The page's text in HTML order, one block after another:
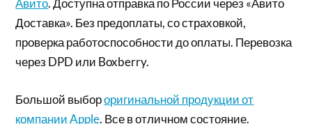
Авито. Доступна отправка по России через «Авито
Доставка». Без предоплаты, со страховкой,
проверка работоспособности до оплаты. Перевозка
через DPD или Boxberry.
Большой выбороригинальной продукции от
компании Apple. Все в отличном состояние.